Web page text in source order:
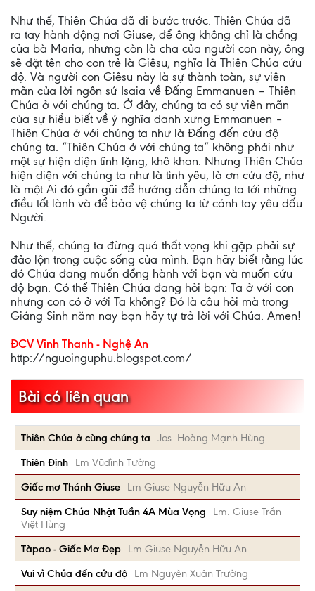
Như thế, Thiên Chúa đã đi bước trước. Thiên Chúa đã
ra tay hành động nơi Giuse, để ông không chỉ là chồng
của bà Maria, nhưng còn là cha của người con này, ông
sẽ đặt tên cho con trẻ là Giêsu, nghĩa là Thiên Chúa cứu
độ. Và người con Giêsu này là sự thành toàn, sự viên
mãn của lời ngôn sứ Isaia về Đấng Emmanuen – Thiên
Chúa ở với chúng ta. Ở đây, chúng ta có sự viên mãn
của sự hiểu biết về ý nghĩa danh xưng Emmanuen –
Thiên Chúa ở với chúng ta như là Đấng đến cứu độ
chúng ta. “Thiên Chúa ở với chúng ta” không phải như
một sự hiện diện tĩnh lặng, khô khan. Nhưng Thiên Chúa
hiện diện với chúng ta như là tình yêu, là ơn cứu độ, như
là một Ai đó gần gũi để hướng dẫn chúng ta tới những
điều tốt lành và để bảo vệ chúng ta từ cánh tay yêu dấu
Người.
Như thế, chúng ta đừng quá thất vọng khi gặp phải sự
đảo lộn trong cuộc sống của mình. Bạn hãy biết rằng lúc
đó Chúa đang muốn đồng hành với bạn và muốn cứu
độ bạn. Có thể Thiên Chúa đang hỏi bạn: Ta ở với con
nhưng con có ở với Ta không? Đó là câu hỏi mà trong
Giáng Sinh năm nay bạn hãy tự trả lời với Chúa. Amen!
ĐCV Vinh Thanh - Nghệ An
http://nguoinguphu.blogspot.com/
Bài có liên quan
Thiên Chúa ở cùng chúng ta
Jos. Hoàng Mạnh Hùng
Thiên Định
Lm Vũđình Tường
Giấc mơ Thánh Giuse
Lm Giuse Nguyễn Hữu An
Suy niệm Chúa Nhật Tuần 4A Mùa Vọng
Lm. Giuse Trần
Việt Hùng
Tàpao - Giấc Mơ Đẹp
Lm Giuse Nguyễn Hữu An
Vui vì Chúa đến cứu độ
Lm Nguyễn Xuân Trường